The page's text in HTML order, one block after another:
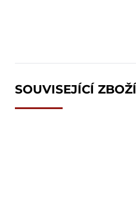
SOUVISEJÍCÍ ZBOŽÍ